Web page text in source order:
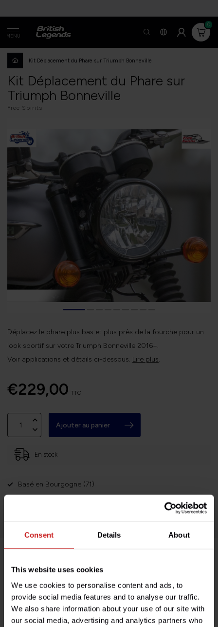
Consent Details About
This website uses cookies
We use cookies to personalise content and ads, to
provide social media features and to analyse our traffic.
We also share information about your use of our site with
our social media, advertising and analytics partners who
MENU
0
Kit Déplacement du Phare sur Triumph Bonneville
Kit Déplacement du Phare sur
Triumph Bonneville
Free Spirits
Déplacez le phare plus bas et plus près de la fourche pour un
look sportif sur votre Triumph Bonneville 2016+.
Voir applications et détails ci-dessous. Lire plus.
€229,00 TTC
Ajouter au panier
En stock
Basé en Bourgogne (71)
Retours faciles et sans histoires
Description du produit
Spécifications